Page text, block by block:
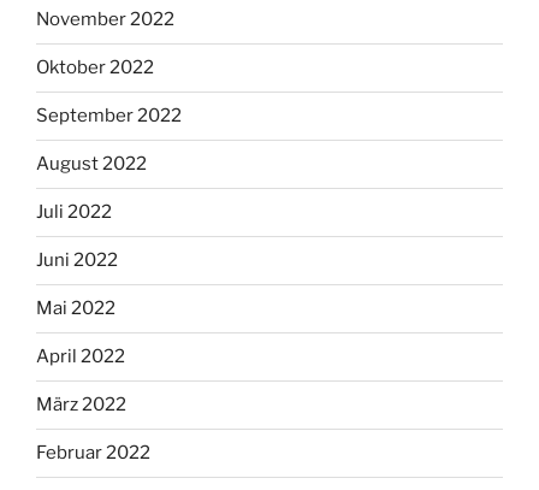
November 2022
Oktober 2022
September 2022
August 2022
Juli 2022
Juni 2022
Mai 2022
April 2022
März 2022
Februar 2022